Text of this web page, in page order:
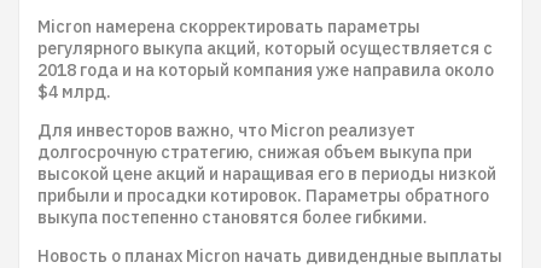
Micron намерена скорректировать параметры
регулярного выкупа акций, который осуществляется с
2018 года и на который компания уже направила около
$4 млрд.
Для инвесторов важно, что Micron реализует
долгосрочную стратегию, снижая объем выкупа при
высокой цене акций и наращивая его в периоды низкой
прибыли и просадки котировок. Параметры обратного
выкупа постепенно становятся более гибкими.
Новость о планах Micron начать дивидендные выплаты